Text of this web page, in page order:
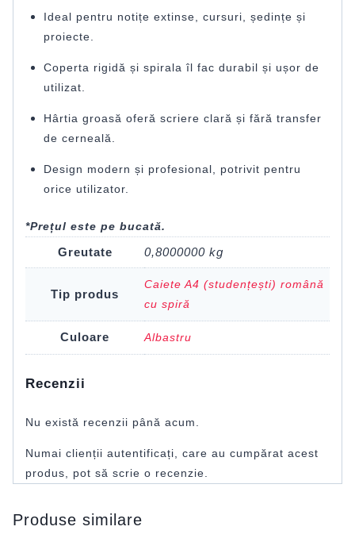
Ideal pentru notițe extinse, cursuri, ședințe și
proiecte.
Coperta rigidă și spirala îl fac durabil și ușor de
utilizat.
Hârtia groasă oferă scriere clară și fără transfer
de cerneală.
Design modern și profesional, potrivit pentru
orice utilizator.
*Prețul este pe bucată.
Greutate 0,8000000 kg
Tip produs
Caiete A4 (studențești) română
cu spiră
Culoare Albastru
Recenzii
Nu există recenzii până acum.
Numai clienții autentificați, care au cumpărat acest
produs, pot să scrie o recenzie.
Produse similare